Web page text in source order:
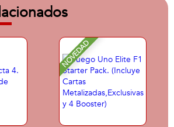
NOVEDAD